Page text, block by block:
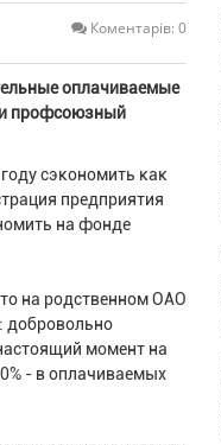
Коментарів: 0
оплачиваемые
и профсоюзный
сэкономить как
предприятия
на фонде
на родственном ОАО
добровольно
момент на
- в оплачиваемых